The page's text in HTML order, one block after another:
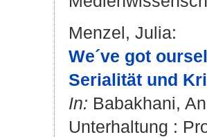
Menzel, Julia:
We´ve got
Serialität und
In: Babakhani,
Unterhaltung :